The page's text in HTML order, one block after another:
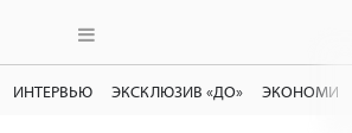
ИНТЕРВЬЮ ЭКСКЛЮЗИВ «ДО»